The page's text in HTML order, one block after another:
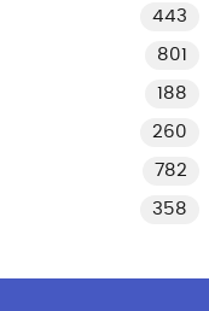
443
801
188
260
782
358